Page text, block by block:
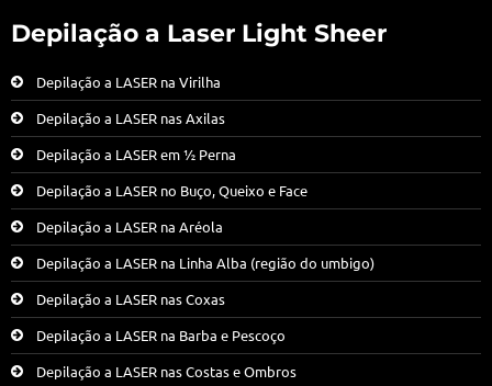
Depilação a Laser Light Sheer
Depilação a LASER na Virilha
Depilação a LASER nas Axilas
Depilação a LASER em ½ Perna
Depilação a LASER no Buço, Queixo e Face
Depilação a LASER na Aréola
Depilação a LASER na Linha Alba (região do umbigo)
Depilação a LASER nas Coxas
Depilação a LASER na Barba e Pescoço
Depilação a LASER nas Costas e Ombros